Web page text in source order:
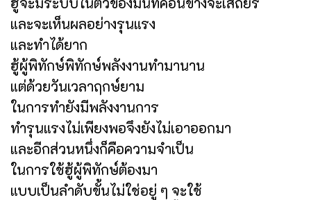
และจะเห็นผลอย่างรุนแรง
และทำได้ยาก
ฮู้ผู้พิทักษ์พิทักษ์พลังงานทำมานาน
แต่ด้วยวันเวลาฤกษ์ยาม
ในการทำยังมีพลังงานการ
ทำรุนแรงไม่เพียงพอจึงยังไม่เอาออกมา
และอีกส่วนหนึ่งก็คือความจำเป็น
ในการใช้ฮู้ผู้พิทักษ์ต้องมา
แบบเป็นลำดับขั้นไม่ใช่อยู่ ๆ จะใช้